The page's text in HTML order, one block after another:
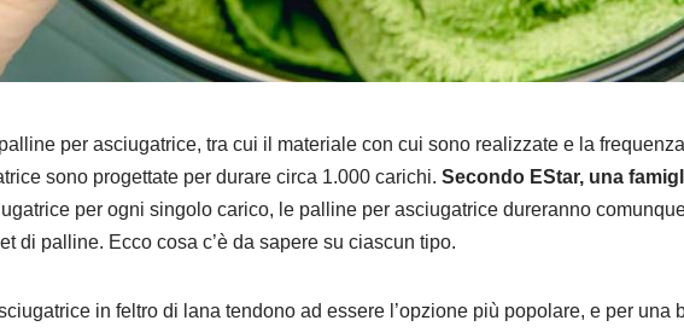
per asciugatrice, tra cui il materiale con cui sono realizzate e la
sono progettate per durare circa 1.000 carichi.Secondo EStar, una
per ogni singolo carico, le palline per asciugatrice dureranno
di palline. Ecco cosa c’è da sapere su ciascun tipo.
in feltro di lana tendono ad essere l’opzione più popolare, e per una